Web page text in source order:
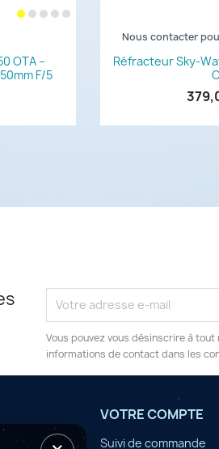
OTA –
F/5

Nous contacter
Réfracteur Sky-
Vous pouvez vous désinscrire à
informations de contact dans les
VOTRE COMPTE
Suivi de commande